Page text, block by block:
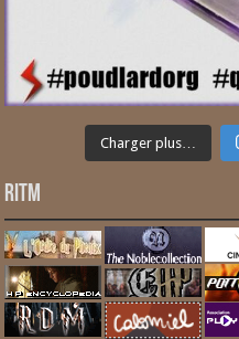
Charger plus…
RITM